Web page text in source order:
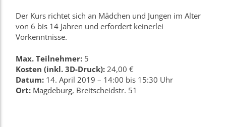
Der Kurs richtet sich an Mädchen und Jungen im Alter
von 6 bis 14 Jahren und erfordert keinerlei
Vorkenntnisse.
Max. Teilnehmer: 5
Kosten (inkl. 3D-Druck): 24,00 €
Datum: 14. April 2019 – 14:00 bis 15:30 Uhr
Ort: Magdeburg, Breitscheidstr. 51